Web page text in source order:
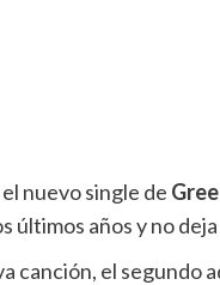
nuevo single de
últimos años y no
canción, el segundo